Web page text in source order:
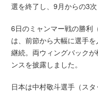
選を終了し、9月からの3
6日のミャンマー戦の勝利
は、前節から大幅に選手
継続。両ウィングバック
ンスを披露しました。
日本は中村敬斗選手（ス